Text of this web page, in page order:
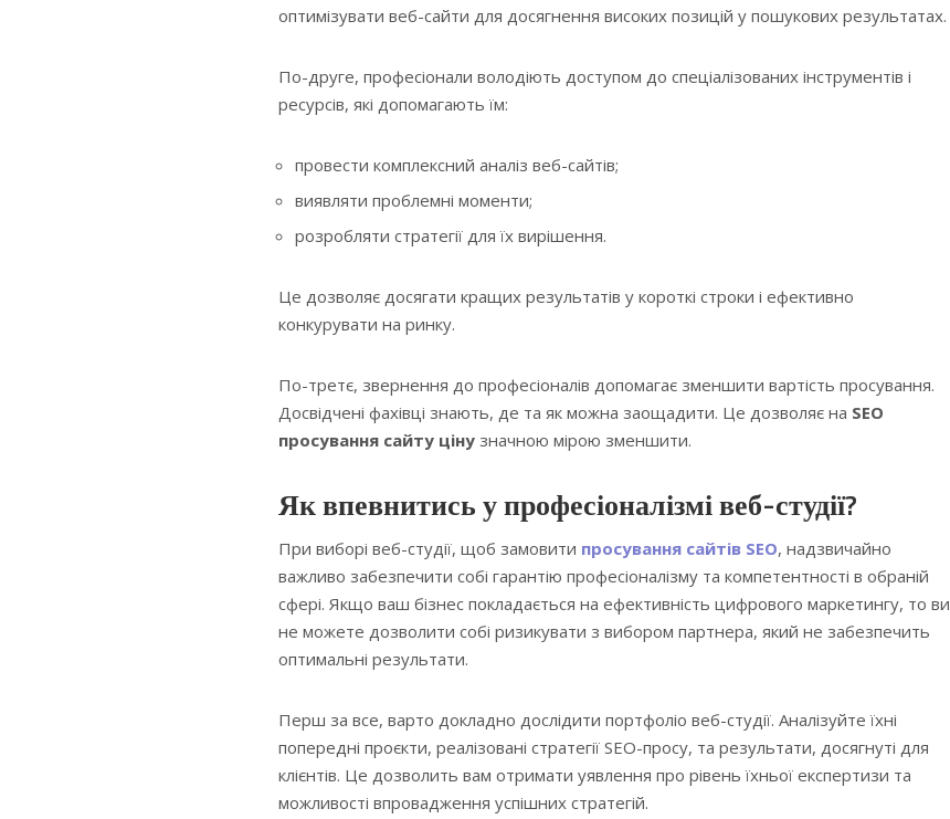
оптимізувати веб-сайти для досягнення високих позицій у пошукових результатах.
По-друге, професіонали володіють доступом до спеціалізованих інструментів і
ресурсів, які допомагають їм:
провести комплексний аналіз веб-сайтів;
виявляти проблемні моменти;
розробляти стратегії для їх вирішення.
Це дозволяє досягати кращих результатів у короткі строки і ефективно
конкурувати на ринку.
По-третє, звернення до професіоналів допомагає зменшити вартість просування.
Досвідчені фахівці знають, де та як можна заощадити. Це дозволяє на SEO
просування сайту ціну значною мірою зменшити.
Як впевнитись у професіоналізмі веб-студії?
При виборі веб-студії, щоб замовити просування сайтів SEO, надзвичайно
важливо забезпечити собі гарантію професіоналізму та компетентності в обраній
сфері. Якщо ваш бізнес покладається на ефективність цифрового маркетингу, то ви
не можете дозволити собі ризикувати з вибором партнера, який не забезпечить
оптимальні результати.
Перш за все, варто докладно дослідити портфоліо веб-студії. Аналізуйте їхні
попередні проєкти, реалізовані стратегії SEO-просу, та результати, досягнуті для
клієнтів. Це дозволить вам отримати уявлення про рівень їхньої експертизи та
можливості впровадження успішних стратегій.